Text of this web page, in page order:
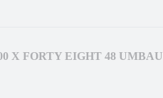
X FORTY EIGHT 48 UMBAU